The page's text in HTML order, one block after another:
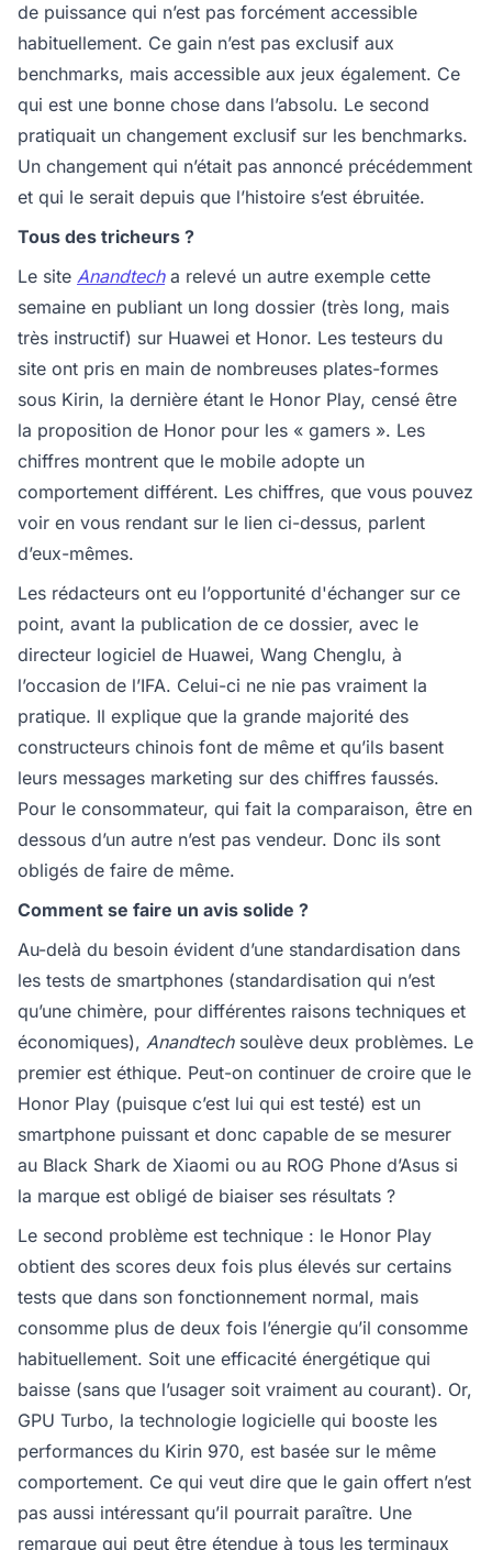
de puissance qui n’est pas forcément accessible
habituellement. Ce gain n’est pas exclusif aux
benchmarks, mais accessible aux jeux également. Ce
qui est une bonne chose dans l’absolu. Le second
pratiquait un changement exclusif sur les benchmarks.
Un changement qui n’était pas annoncé précédemment
et qui le serait depuis que l’histoire s’est ébruitée.
Tous des tricheurs ?
Le site Anandtecha relevé un autre exemple cette
semaine en publiant un long dossier (très long, mais
très instructif) sur Huawei et Honor. Les testeurs du
site ont pris en main de nombreuses plates-formes
sous Kirin, la dernière étant le Honor Play, censé être
la proposition de Honor pour les « gamers ». Les
chiffres montrent que le mobile adopte un
comportement différent. Les chiffres, que vous pouvez
voir en vous rendant sur le lien ci-dessus, parlent
d’eux-mêmes.
Les rédacteurs ont eu l’opportunité d'échanger sur ce
point, avant la publication de ce dossier, avec le
directeur logiciel de Huawei, Wang Chenglu, à
l’occasion de l’IFA. Celui-ci ne nie pas vraiment la
pratique. Il explique que la grande majorité des
constructeurs chinois font de même et qu’ils basent
leurs messages marketing sur des chiffres faussés.
Pour le consommateur, qui fait la comparaison, être en
dessous d’un autre n’est pas vendeur. Donc ils sont
obligés de faire de même.
Comment se faire un avis solide ?
Au-delà du besoin évident d’une standardisation dans
les tests de smartphones (standardisation qui n’est
qu’une chimère, pour différentes raisons techniques et
économiques), Anandtechsoulève deux problèmes. Le
premier est éthique. Peut-on continuer de croire que le
Honor Play (puisque c’est lui qui est testé) est un
smartphone puissant et donc capable de se mesurer
au Black Shark de Xiaomi ou au ROG Phone d’Asus si
la marque est obligé de biaiser ses résultats ?
Le second problème est technique : le Honor Play
obtient des scores deux fois plus élevés sur certains
tests que dans son fonctionnement normal, mais
consomme plus de deux fois l’énergie qu’il consomme
habituellement. Soit une efficacité énergétique qui
baisse (sans que l’usager soit vraiment au courant). Or,
GPU Turbo, la technologie logicielle qui booste les
performances du Kirin 970, est basée sur le même
comportement. Ce qui veut dire que le gain offert n’est
pas aussi intéressant qu’il pourrait paraître. Une
remarque qui peut être étendue à tous les terminaux